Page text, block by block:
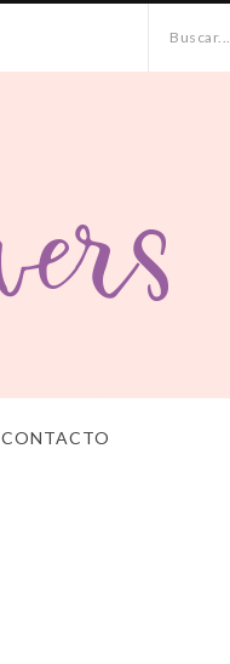
Buscar...
CONTACTO